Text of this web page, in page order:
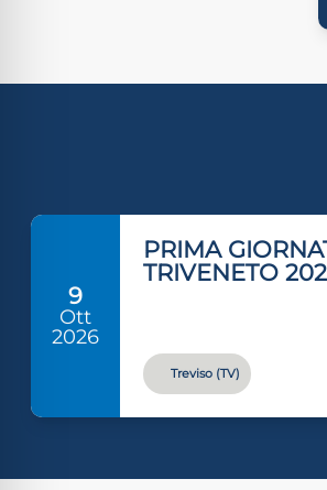
9
Ott
2026
PRIMA
TRIVENETO
Treviso (TV)